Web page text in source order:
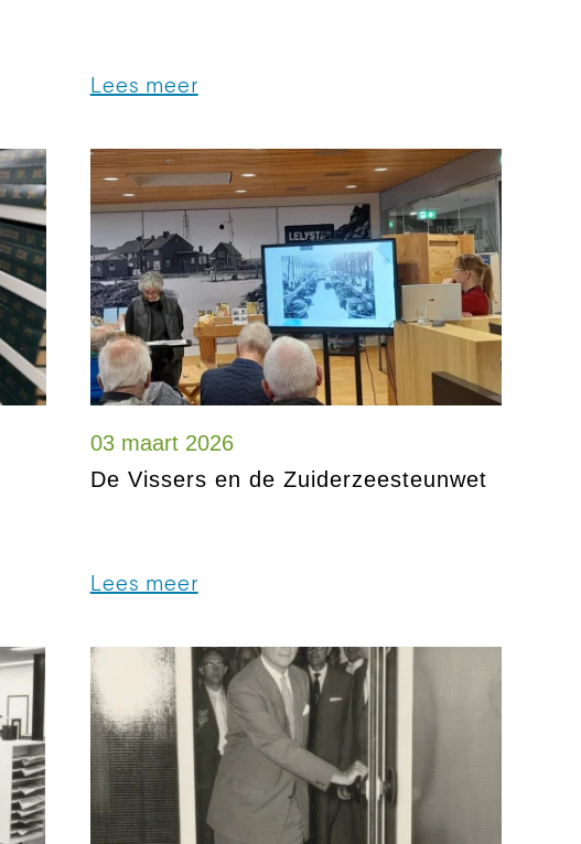
Lees meer
03 maart 2026
De Vissers en de Zuiderzeesteunwet
Lees meer